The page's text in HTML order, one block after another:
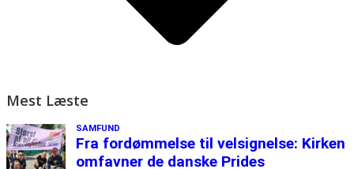
Mest Læste